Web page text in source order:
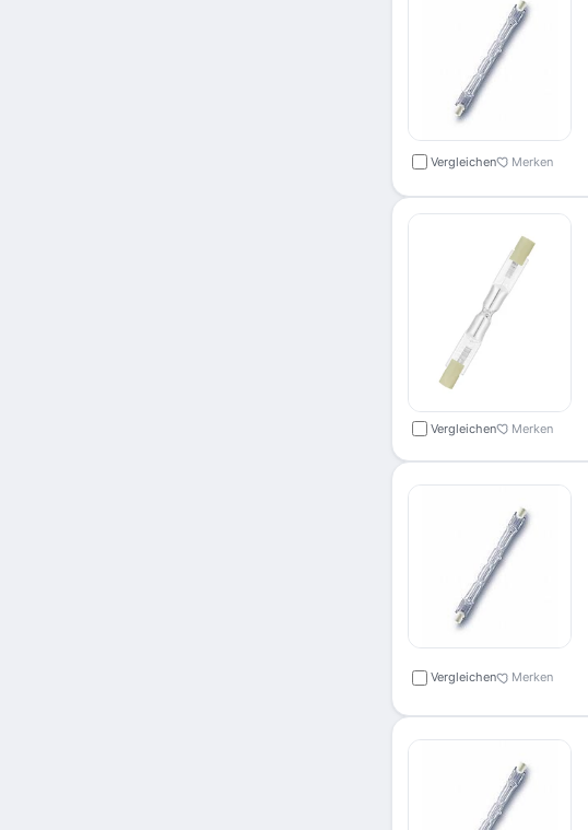
Vergleichen Merken
Vergleichen Merken
Vergleichen Merken